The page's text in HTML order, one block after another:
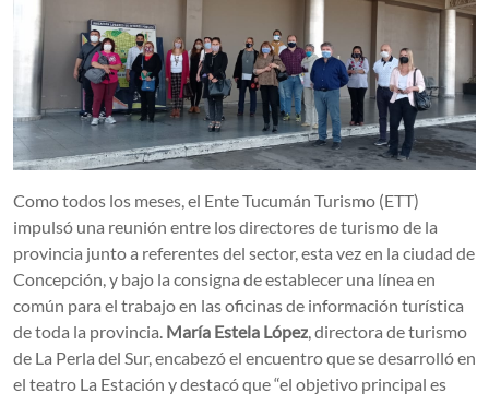
Como todos los meses, el Ente Tucumán Turismo (ETT)
impulsó una reunión entre los directores de turismo de la
provincia junto a referentes del sector, esta vez en la ciudad de
Concepción, y bajo la consigna de establecer una línea en
común para el trabajo en las oficinas de información turística
de toda la provincia. María Estela López , directora de turismo
de La Perla del Sur, encabezó el encuentro que se desarrolló en
el teatro La Estación y destacó que “el objetivo principal es